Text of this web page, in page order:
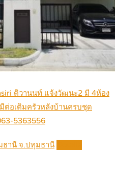
ติวานนท์ แจ้งวัฒนะ2 มี 4ห้อง
ต่อเติมครัวหลังบ้านครบชุด
5363556
ธานี จ.ปทุมธานี